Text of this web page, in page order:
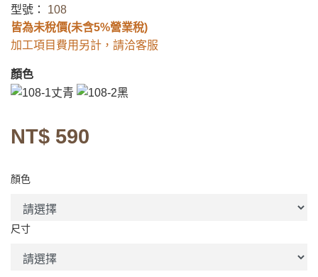
型號： 108
皆為未稅價(未含5%營業稅)
加工項目費用另計，請洽客服
顏色
NT$ 590
顏色
尺寸